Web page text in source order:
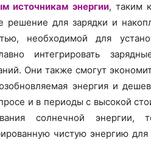
источникам энергии, таким
решение для зарядки и
необходимой для
интегрировать
Они также смогут
энергия и
и в периоды с высокой
солнечной энергии,
чистую энергию для